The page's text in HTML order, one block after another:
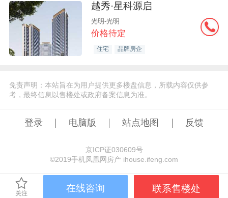
越秀·星科源启
光明-光明
价格待定
住宅 品牌房企
免责声明：本站旨在为用户提供更多楼盘信息，所载内容仅供参
考，最终信息以售楼处或政府备案信息为准。
登录 电脑版 站点地图 反馈
京ICP证030609号
©️2019手机凤凰网房产 ihouse.ifeng.com
关注 在线咨询 联系售楼处